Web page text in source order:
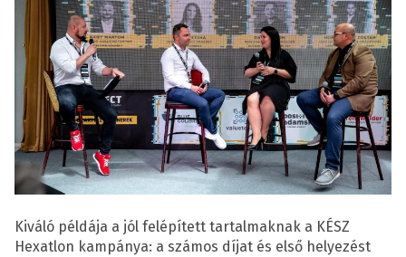
Kiváló példája a jól felépített tartalmaknak a KÉSZ
Hexatlon kampánya: a számos díjat és első helyezést